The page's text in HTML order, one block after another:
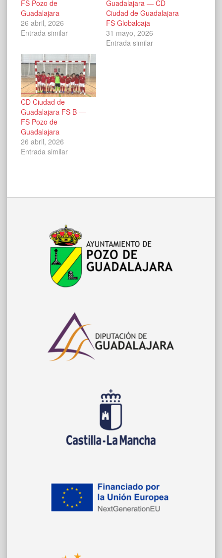
FS Pozo de
Guadalajara
26 abril, 2026
Entrada similar
Guadalajara — CD
Ciudad de Guadalajara
FS Globalcaja
31 mayo, 2026
Entrada similar
CD Ciudad de
Guadalajara FS B —
FS Pozo de
Guadalajara
26 abril, 2026
Entrada similar